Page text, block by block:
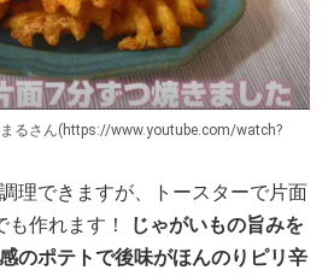
るさん(https://www.youtube.com/watch?
理できますが、トースターで片面
作れます！
じゃがいもの旨みを
のポテトで後味がほんのりピリ辛